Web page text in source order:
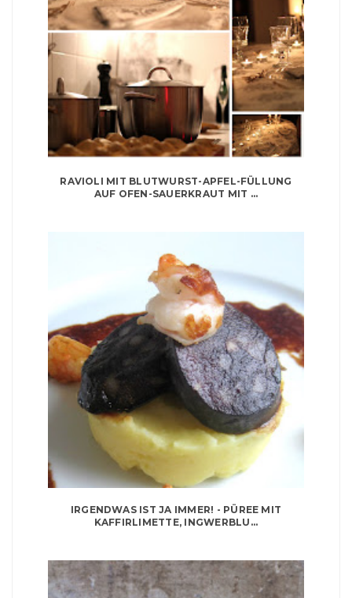
RAVIOLI MIT BLUTWURST-APFEL-FÜLLUNG
AUF OFEN-SAUERKRAUT MIT ...
IRGENDWAS IST JA IMMER! - PÜREE MIT
KAFFIRLIMETTE, INGWERBLU...